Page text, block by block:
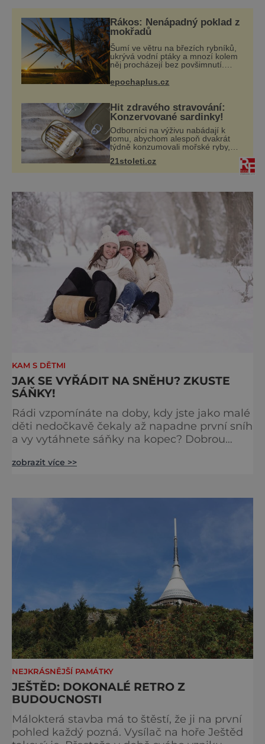
korytem. 3 různé trasy se odvděčí všem – jak
malým dětem, tak i nebojácným
milovníkům rychlé jízdy. V případě,
Rákos: Nenápadný poklad z
mokřadů
Šumí ve větru na březích rybníků,
ukrývá vodní ptáky a mnozí kolem
něj procházejí bez povšimnutí.
domy, vyrábět lodě, zapisovat první
texty a inspiroval řadu pověstí.
epochaplus.cz
Hit zdravého stravování:
Konzervované sardinky!
Odborníci na výživu nabádají k
tomu, abychom alespoň dvakrát
týdně konzumovali mořské ryby,
což ovšem může být zatěžující pro
peněženku. Dobrou zprávou je, že
21stoleti.cz
KAM S DĚTMI
JAK SE VYŘÁDIT NA SNĚHU? ZKUSTE
SÁŇKY!
Rádi vzpomínáte na doby, kdy jste jako malé
děti nedočkavě čekaly až napadne první sníh
a vy vytáhnete sáňky na kopec? Dobrou
drah, které jsou přístupné i pro veřejnost.
také sáňky. Určitě se vám budou hodit!
Radovánky ve Špindlu Asi nejznámější a
nejnavštěvovanější dráha se nacház
zobrazit více >>
NEJKRÁSNĚJŠÍ PAMÁTKY
JEŠTĚD: DOKONALÉ RETRO Z
BUDOUCNOSTI
Málokterá stavba má to štěstí, že ji na první
pohled každý pozná. Vysílač na hoře Ještěd